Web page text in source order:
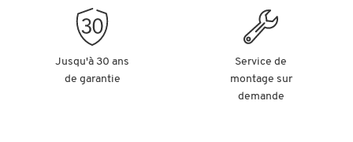
Jusqu'à 30 ans
de garantie
Service de
montage sur
demande